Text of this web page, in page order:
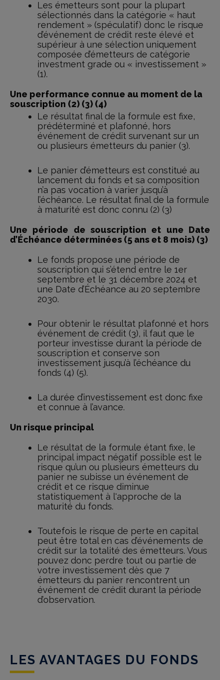
Les émetteurs sont pour la plupart
sélectionnés dans la catégorie « haut
rendement » (spéculatif) donc le risque
d’événement de crédit reste élevé et
supérieur à une sélection uniquement
composée d’émetteurs de catégorie
investment grade ou « investissement »
(1).
Une performance connue au moment de la
souscription (2) (3) (4)
Le résultat final de la formule est fixe,
prédéterminé et plafonné, hors
événement de crédit survenant sur un
ou plusieurs émetteurs du panier (3).
Le panier d’émetteurs est constitué au
lancement du fonds et sa composition
n’a pas vocation à varier jusqu’à
l’échéance. Le résultat final de la formule
à maturité est donc connu (2) (3)
Une période de souscription et une Date
d’Échéance déterminées (5 ans et 8 mois) (3)
Le fonds propose une période de
souscription qui s’étend entre le 1er
septembre et le 31 décembre 2024 et
une Date d’Échéance au 20 septembre
2030.
Pour obtenir le résultat plafonné et hors
événement de crédit (3), il faut que le
porteur investisse durant la période de
souscription et conserve son
investissement jusqu’à l’échéance du
fonds (4) (5).
La durée d’investissement est donc fixe
et connue à l’avance.
Un risque principal
Le résultat de la formule étant fixe, le
principal impact négatif possible est le
risque qu’un ou plusieurs émetteurs du
panier ne subisse un événement de
crédit et ce risque diminue
statistiquement à l'approche de la
maturité du fonds.
Toutefois le risque de perte en capital
peut être total en cas d’événements de
crédit sur la totalité des émetteurs. Vous
pouvez donc perdre tout ou partie de
votre investissement dès que 7
émetteurs du panier rencontrent un
événement de crédit durant la période
d’observation.
LES AVANTAGES DU FONDS